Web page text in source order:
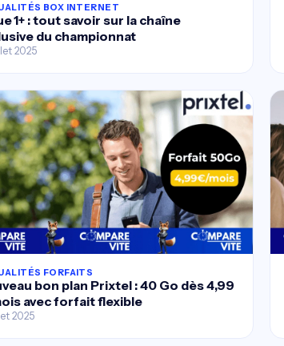
BOX INTERNET
1+ : tout savoir sur la chaîne
du championnat
2025
FORFAITS
bon plan Prixtel : 40 Go dès 4,99
avec forfait flexible
2025